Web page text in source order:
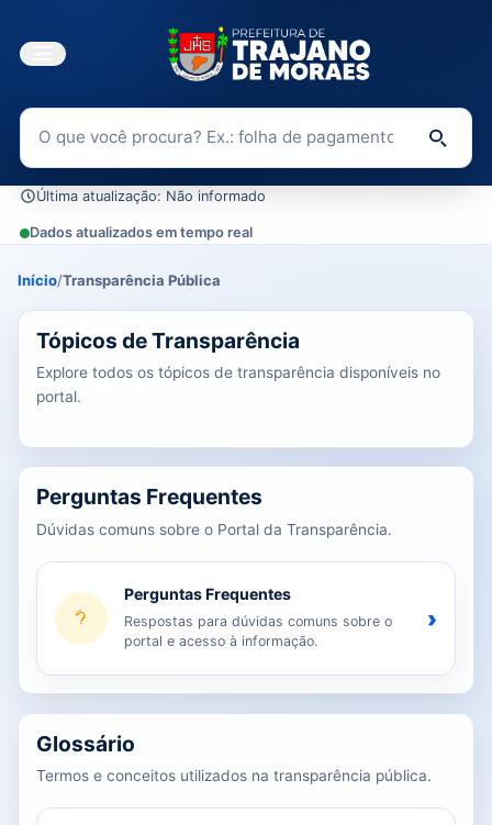
Buscar no Portal da Transparência
Última atualização: Não informado
Dados atualizados em tempo real
Início/Transparência Pública
0 tópicos carregados do banco de dados.
Tópicos de Transparência
Explore todos os tópicos de transparência disponíveis no
portal.
Perguntas Frequentes
Dúvidas comuns sobre o Portal da Transparência.
Perguntas Frequentes
Respostas para dúvidas comuns sobre o
portal e acesso à informação.
›
Glossário
Termos e conceitos utilizados na transparência pública.